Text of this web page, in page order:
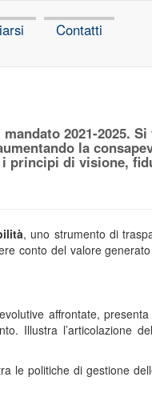
Contatti
2021-2025.
la
principi di visione,
, uno strumento di
conto del valore
affrontate,
Illustra l’articolazione
le politiche di gestione